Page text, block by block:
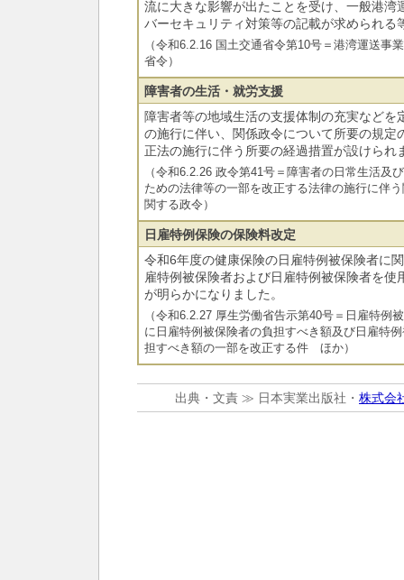
流に大きな影響が出たことを受け、一般港湾
バーセキュリティ対策等の記載が求められる
（令和6.2.16 国土交通省令第10号＝港湾運送事
省令）
障害者の生活・就労支援
障害者等の地域生活の支援体制の充実などを
の施行に伴い、関係政令について所要の規定
正法の施行に伴う所要の経過措置が設けられ
（令和6.2.26 政令第41号＝障害者の日常生活及
ための法律等の一部を改正する法律の施行に伴
関する政令）
日雇特例保険の保険料改定
令和6年度の健康保険の日雇特例被保険者に
雇特例被保険者および日雇特例被保険者を使
が明らかになりました。
（令和6.2.27 厚生労働省告示第40号＝日雇特例
に日雇特例被保険者の負担すべき額及び日雇特
担すべき額の一部を改正する件 ほか）
出典・文責 ≫ 日本実業出版社・ 株式会